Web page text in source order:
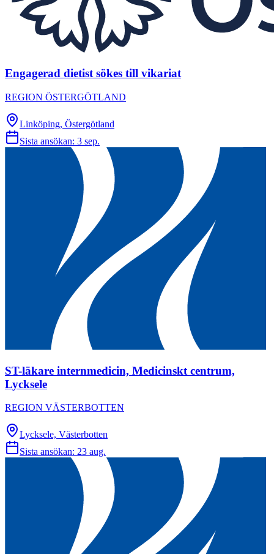
Engagerad dietist sökes till vikariat
REGION ÖSTERGÖTLAND
Linköping, Östergötland
Sista ansökan: 3 sep.
ST-läkare internmedicin, Medicinskt centrum,
Lycksele
REGION VÄSTERBOTTEN
Lycksele, Västerbotten
Sista ansökan: 23 aug.